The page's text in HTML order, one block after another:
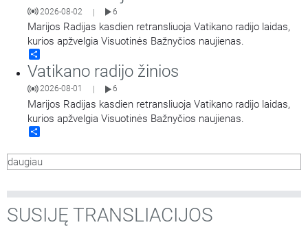
2026-08-02 | 6
Marijos Radijas kasdien retransliuoja Vatikano radijo laidas,
kurios apžvelgia Visuotinės Bažnyčios naujienas.
Vatikano radijo žinios
2026-08-01 6
Marijos Radijas kasdien retransliuoja Vatikano radijo laidas,
kurios apžvelgia Visuotinės Bažnyčios naujienas.
daugiau
SUSIJĘ TRANSLIACIJOS